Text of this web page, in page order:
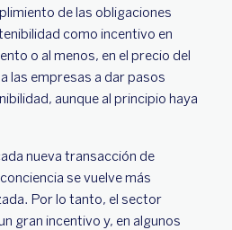
de las obligaciones
como incentivo en
o al menos, en el precio del
las empresas a dar pasos
aunque al principio haya
nueva transacción de
se vuelve más
Por lo tanto, el sector
gran incentivo y, en algunos